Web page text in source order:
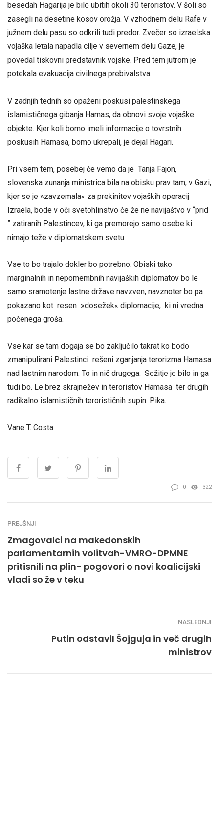
besedah ​​Hagarija je bilo ubitih okoli 30 teroristov. V šoli so
zasegli na desetine kosov orožja. V vzhodnem delu Rafe v
južnem delu pasu so odkrili tudi predor. Zvečer so izraelska
vojaška letala napadla cilje v severnem delu Gaze, je
povedal tiskovni predstavnik vojske. Pred tem jutrom je
potekala evakuacija civilnega prebivalstva.
V zadnjih tednih so opaženi poskusi palestinskega
islamističnega gibanja Hamas, da obnovi svoje vojaške
objekte. Kjer koli bomo imeli informacije o tovrstnih
poskusih Hamasa, bomo ukrepali, je dejal Hagari.
Pri vsem tem, posebej če vemo da je Tanja Fajon,
slovenska zunanja ministrica bila na obisku prav tam, v Gazi,
kjer se je »zavzemala« za prekinitev vojaških operacij
Izraela, bode v oči svetohlinstvo če že ne navijaštvo v “prid
” zatiranih Palestincev, ki ga premorejo samo osebe ki
nimajo teže v diplomatskem svetu.
Vse to bo trajalo dokler bo potrebno. Obiski tako
marginalnih in nepomembnih navijaških diplomatov bo le
samo sramotenje lastne države navzven, navznoter bo pa
pokazano kot resen »dosežek« diplomacije, ki ni vredna
počenega groša.
Vse kar se tam dogaja se bo zaključilo takrat ko bodo
zmanipulirani Palestinci rešeni zganjanja terorizma Hamasa
nad lastnim narodom. To in nič drugega. Sožitje je bilo in ga
tudi bo. Le brez skrajnežev in teroristov Hamasa ter drugih
radikalno islamističnih terorističnih supin. Pika.
Vane T. Costa
0 322
PREJŠNJI
Zmagovalci na makedonskih
parlamentarnih volitvah-VMRO-DPMNE
pritisnili na plin- pogovori o novi koalicijski
vladi so že v teku
NASLEDNJI
Putin odstavil Šojguja in več drugih
ministrov